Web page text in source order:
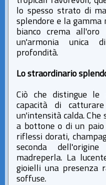
lo spesso strato di
splendore e la gamma
bianco crema all'oro
un'armonia unica
profondità.
Lo straordinario
Ciò che distingue
capacità di
un'intensità calda. Che
a bottone o di un
riflessi dorati,
seconda
madreperla. La
gioielli una presenza
soffuse.